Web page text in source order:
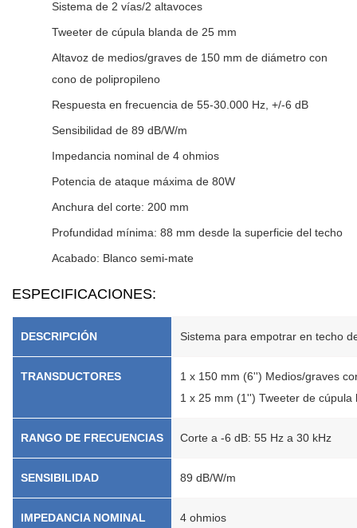
Sistema de 2 vías/2 altavoces
Tweeter de cúpula blanda de 25 mm
Altavoz de medios/graves de 150 mm de diámetro con
cono de polipropileno
Respuesta en frecuencia de 55-30.000 Hz, +/-6 dB
Sensibilidad de 89 dB/W/m
Impedancia nominal de 4 ohmios
Potencia de ataque máxima de 80W
Anchura del corte: 200 mm
Profundidad mínima: 88 mm desde la superficie del techo
Acabado: Blanco semi-mate
ESPECIFICACIONES:
DESCRIPCIÓN Sistema para empotrar en techo
TRANSDUCTORES
1 x 150 mm (6'') Medios/graves
1 x 25 mm (1'') Tweeter de cúpula
RANGO DE FRECUENCIAS Corte a -6 dB: 55 Hz a 30 kHz
SENSIBILIDAD 89 dB/W/m
IMPEDANCIA NOMINAL 4 ohmios